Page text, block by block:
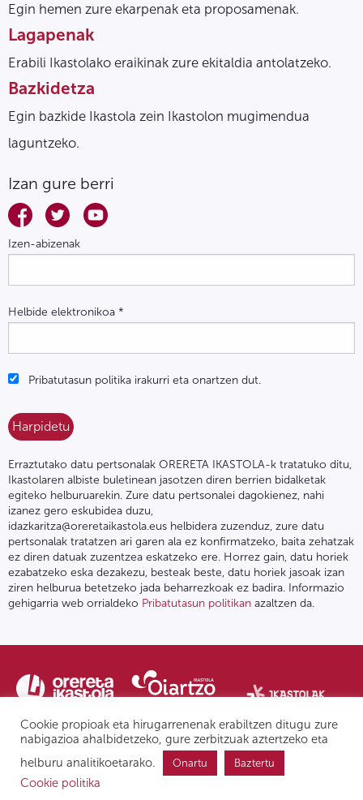
Egin hemen zure ekarpenak eta proposamenak.
Lagapenak
Erabili Ikastolako eraikinak zure ekitaldia antolatzeko.
Bazkidetza
Egin bazkide Ikastola zein Ikastolon mugimendua
laguntzeko.
Izan gure berri
Izen-abizenak
Helbide elektronikoa *
Pribatutasun politika irakurri eta onartzen dut.
Erraztutako datu pertsonalak ORERETA IKASTOLA-k tratatuko ditu,
Ikastolaren albiste buletinean jasotzen diren berrien bidalketak
egiteko helburuarekin. Zure datu pertsonalei dagokienez, nahi
izanez gero eskubidea duzu,
idazkaritza@oreretaikastola.eus helbidera zuzenduz, zure datu
pertsonalak tratatzen ari garen ala ez konfirmatzeko, baita zehatzak
ez diren datuak zuzentzea eskatzeko ere. Horrez gain, datu horiek
ezabatzeko eska dezakezu, besteak beste, datu horiek jasoak izan
ziren helburua betetzeko jada beharrezkoak ez badira. Informazio
gehigarria web orrialdeko Pribatutasun politikan azaltzen da.
Pribatutasun politika | Lege oharra Postontzi etikoa
Cookie propioak eta hirugarrenenak erabiltzen ditugu zure
nabigazioa ahalbidetzeko, gure zerbitzuak aztertzeko eta
helburu analitikoetarako.
Onartu Baztertu
Cookie politika